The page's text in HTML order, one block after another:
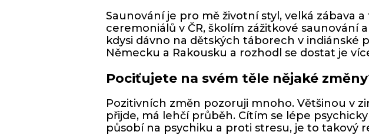
Saunování je pro mě životní styl, velká zábava
ceremoniálů v ČR, školím zážitkové
kdysi dávno na dětských táborech v indiánské
Německu a Rakousku a rozhodl se dostat je
Pociťujete na svém těle nějaké
Pozitivních změn pozoruji mnoho. Většinou v
přijde, má lehčí průběh. Cítím se lépe
působí na psychiku a proti stresu, je to takový